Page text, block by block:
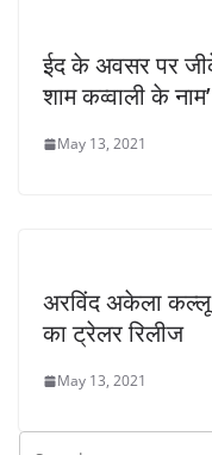
ईद के अवसर पर
शाम कव्वाली के नाम’
May 13, 2021
अरविंद अकेला कल्लू
का ट्रेलर रिलीज
May 13, 2021